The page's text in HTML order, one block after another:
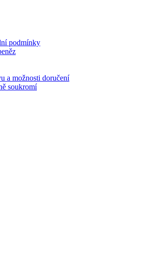
podmínky
a možnosti doručení
soukromí